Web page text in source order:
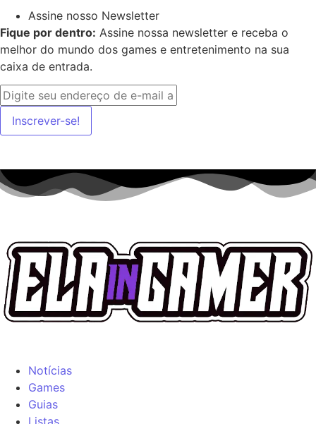
Assine nosso Newsletter
Fique por dentro: Assine nossa newsletter e receba o
melhor do mundo dos games e entretenimento na sua
caixa de entrada.
Inscrever-se!
Notícias
Games
Guias
Listas